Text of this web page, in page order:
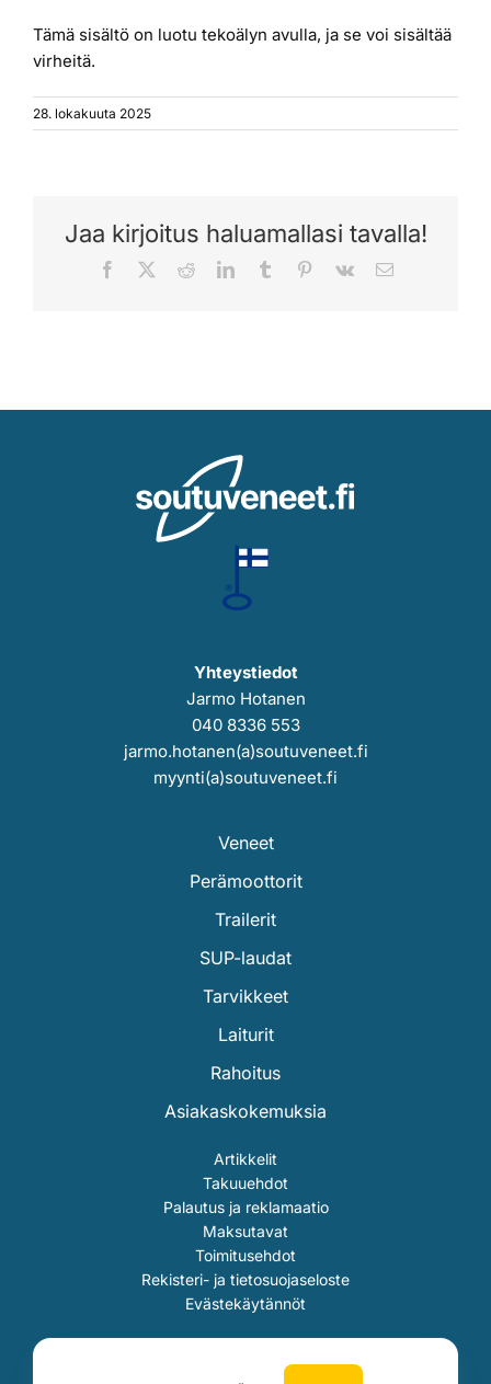
Tämä sisältö on luotu tekoälyn avulla, ja se voi sisältää
virheitä.
28. lokakuuta 2025
Jaa kirjoitus haluamallasi tavalla!
Facebook RedditLinkedInTumblr Pinterest
Vk Sähköposti
Yhteystiedot
Jarmo Hotanen
040 8336 553
jarmo.hotanen(a)soutuveneet.fi
myynti(a)soutuveneet.fi
Veneet
Perämoottorit
Trailerit
SUP-laudat
Tarvikkeet
Laiturit
Rahoitus
Asiakaskokemuksia
Artikkelit
Takuuehdot
Palautus ja reklamaatio
Maksutavat
Toimitusehdot
Rekisteri- ja tietosuojaseloste
Evästekäytännöt